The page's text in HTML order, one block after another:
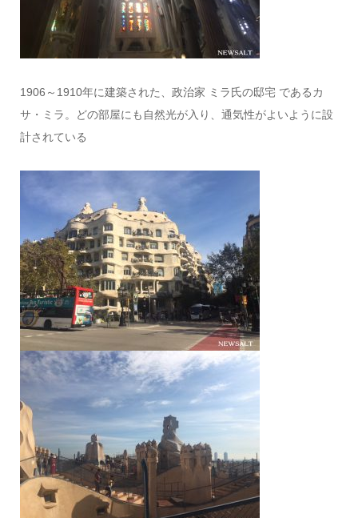
1906～1910年に建築された、政治家 ミラ氏の邸宅 であるカ
サ・ミラ。どの部屋にも自然光が入り、通気性がよいように設
計されている